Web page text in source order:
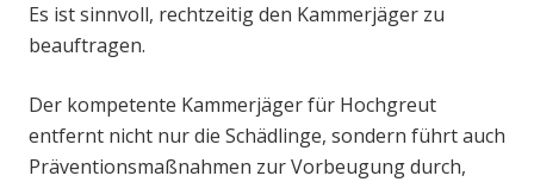
Es ist sinnvoll, rechtzeitig den Kammerjäger zu
beauftragen.
Der kompetente Kammerjäger für Hochgreut
entfernt nicht nur die Schädlinge, sondern führt auch
Präventionsmaßnahmen zur Vorbeugung durch,